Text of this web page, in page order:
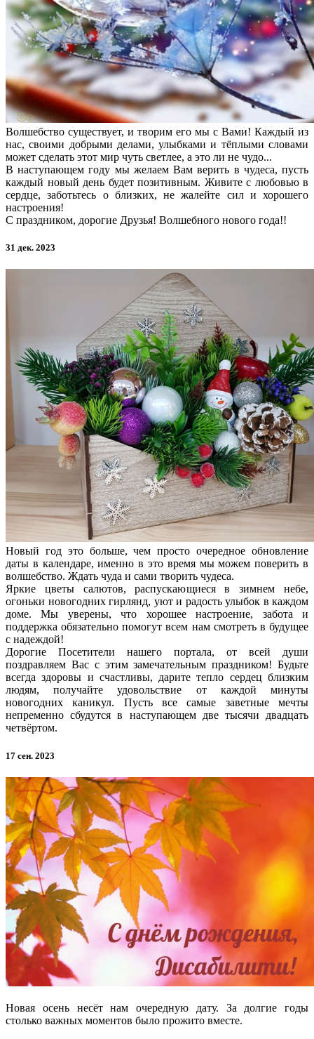
Волшебство существует, и творим его мы с Вами! Каждый из
нас, своими добрыми делами, улыбками и тёплыми словами
может сделать этот мир чуть светлее, а это ли не чудо...
В наступающем году мы желаем Вам верить в чудеса, пусть
каждый новый день будет позитивным. Живите с любовью в
сердце, заботьтесь о близких, не жалейте сил и хорошего
настроения!
С праздником, дорогие Друзья! Волшебного нового года!!
31 дек. 2023
Новый год это больше, чем просто очередное обновление
даты в календаре, именно в это время мы можем поверить в
волшебство. Ждать чуда и сами творить чудеса.
Яркие цветы салютов, распускающиеся в зимнем небе,
огоньки новогодних гирлянд, уют и радость улыбок в каждом
доме. Мы уверены, что хорошее настроение, забота и
поддержка обязательно помогут всем нам смотреть в будущее
с надеждой!
Дорогие Посетители нашего портала, от всей души
поздравляем Вас с этим замечательным праздником! Будьте
всегда здоровы и счастливы, дарите тепло сердец близким
людям, получайте удовольствие от каждой минуты
новогодних каникул. Пусть все самые заветные мечты
непременно сбудутся в наступающем две тысячи двадцать
четвёртом.
17 сен. 2023
Новая осень несёт нам очередную дату. За долгие годы
столько важных моментов было прожито вместе.